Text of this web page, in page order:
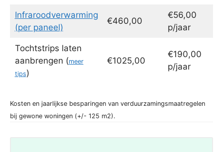
Infraroodverwarming
(per paneel)
€460,00
€56,00
p/jaar
Tochtstrips laten
aanbrengen (meer
tips)
€1025,00
€190,00
p/jaar
Kosten en jaarlijkse besparingen van verduurzamingsmaatregelen
bij gewone woningen (+/- 125 m2).